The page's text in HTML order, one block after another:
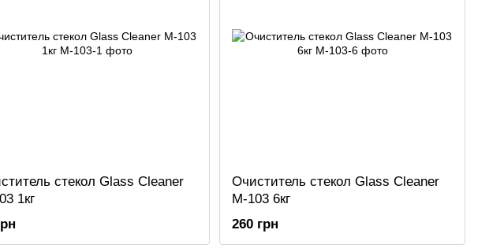
стекол Glass Cleaner
1кг
Очиститель стекол Glass Cleaner
M-103 6кг
260 грн